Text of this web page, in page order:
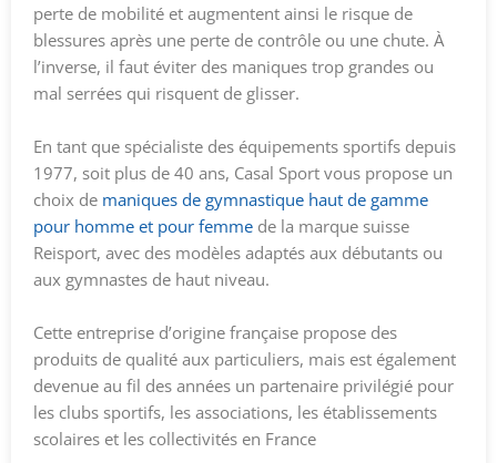
perte de mobilité et augmentent ainsi le risque de
blessures après une perte de contrôle ou une chute. À
l’inverse, il faut éviter des maniques trop grandes ou
mal serrées qui risquent de glisser.
En tant que spécialiste des équipements sportifs depuis
1977, soit plus de 40 ans, Casal Sport vous propose un
choix de maniques de gymnastique haut de gamme
pour homme et pour femme de la marque suisse
Reisport, avec des modèles adaptés aux débutants ou
aux gymnastes de haut niveau.
Cette entreprise d’origine française propose des
produits de qualité aux particuliers, mais est également
devenue au fil des années un partenaire privilégié pour
les clubs sportifs, les associations, les établissements
scolaires et les collectivités en France